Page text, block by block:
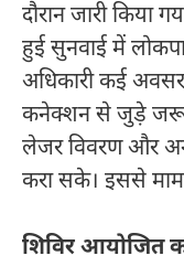
दौरान जारी किया
हुई सुनवाई में
अधिकारी कई
कनेक्शन से जुड़े जरूरी
लेजर विवरण और
करा सके। इससे
शिविर आयोजित